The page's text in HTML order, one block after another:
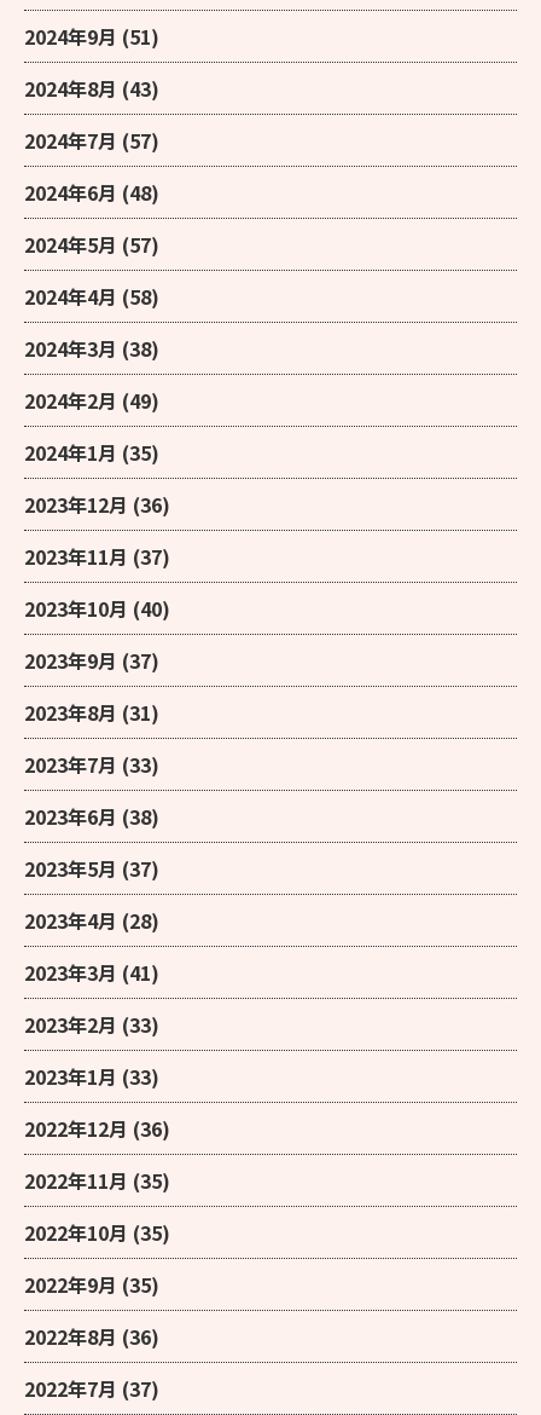
2024年9月 (51)
2024年8月 (43)
2024年7月 (57)
2024年6月 (48)
2024年5月 (57)
2024年4月 (58)
2024年3月 (38)
2024年2月 (49)
2024年1月 (35)
2023年12月 (36)
2023年11月 (37)
2023年10月 (40)
2023年9月 (37)
2023年8月 (31)
2023年7月 (33)
2023年6月 (38)
2023年5月 (37)
2023年4月 (28)
2023年3月 (41)
2023年2月 (33)
2023年1月 (33)
2022年12月 (36)
2022年11月 (35)
2022年10月 (35)
2022年9月 (35)
2022年8月 (36)
2022年7月 (37)